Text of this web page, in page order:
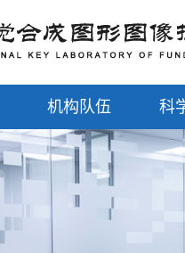
机构队伍 科